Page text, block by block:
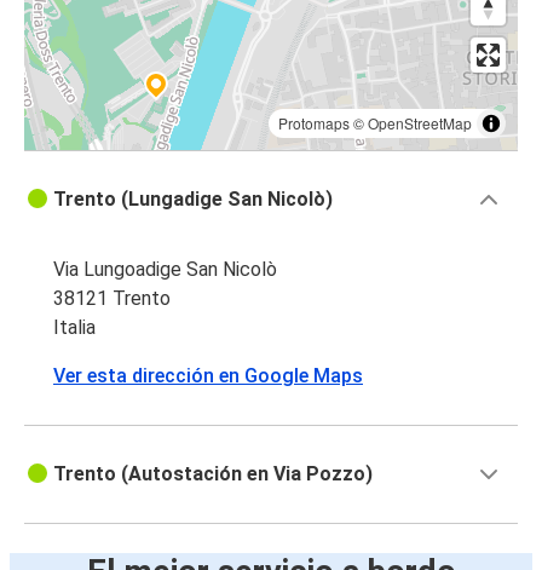
Protomaps©OpenStreetMap
Trento (Lungadige San Nicolò)
Via Lungoadige San Nicolò
38121 Trento
Italia
Ver esta dirección en Google Maps
Trento (Autostación en Via Pozzo)